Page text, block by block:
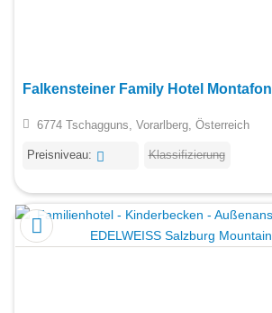
Falkensteiner Family Hotel Montafon
6774 Tschagguns, Vorarlberg, Österreich
Preisniveau: Klassifizierung